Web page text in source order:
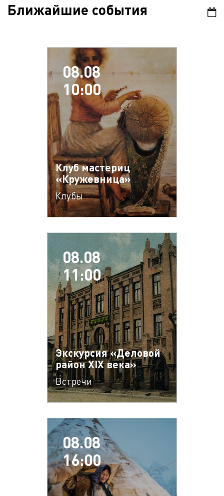
Ближайшие события
08.08
10:00
Клуб мастериц
«Кружевница»
Клубы
08.08
11:00
Экскурсия «Деловой
район XIX века»
Встречи
08.08
16:00